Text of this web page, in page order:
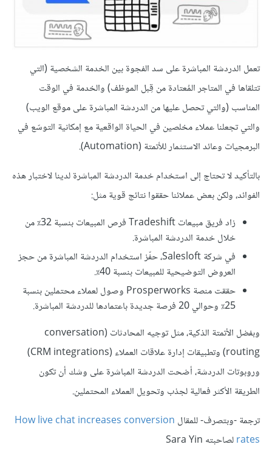
تعمل الدردشة المباشرة على سد الفجوة بين الخدمة الشخصية (التي
تتلقاها في المتاجر المُعتادة من قِبل الموظف) والخدمة في الوقت
المناسب (والتي تحصل عليها من الدردشة المباشرة على موقع الويب)
والتي تجعلنا عملاء مخلصين في الحياة الواقعية مع إمكانية التوسّع في
البرمجيات وعائد الاستثمار للأتمتة (Automation).
بالتأكيد لا تحتاج إلى استخدام خدمة الدردشة المباشرة لدينا لاختبار هذه
الفوائد، ولكن بعض عملائنا حققوا نتائج قوية مثل:
زاد فريق مبيعات Tradeshift فرص المبيعات بنسبة 32٪ من
خلال خدمة الدردشة المباشرة.
في شركة Salesloft، حفّز استخدام الدردشة المباشرة من حجز
العروض التوضيحية للمبيعات بنسبة 40٪.
حققت منصة Prosperworks وصول لعملاء محتملين بنسبة
25٪ وحوالي 20 فرصة جديدة باعتمادها للدردشة المباشرة.
وبفضل الأتمتة الذكية، مثل توجيه المحادثات (conversation
routing) وتطبيقات إدارة علاقات العملاء (CRM integrations)
وروبوتات الدردشة، أضحت الدردشة المباشرة على وشك أن تكون
الطريقة الأكثر فعالية لجذب وتحويل العملاء المحتملين.
ترجمة -وبتصرف- للمقال How live chat increases conversion
ratesلصاحبته Sara Yin